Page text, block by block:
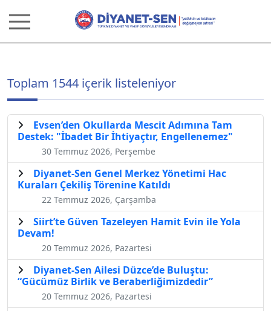
Toplam 1544 içerik listeleniyor
Evsen’den Okullarda Mescit Adımına Tam
Destek: "İbadet Bir İhtiyaçtır, Engellenemez"
30 Temmuz 2026, Perşembe
Diyanet-Sen Genel Merkez Yönetimi Hac
Kuraları Çekiliş Törenine Katıldı
22 Temmuz 2026, Çarşamba
Siirt’te Güven Tazeleyen Hamit Evin ile Yola
Devam!
20 Temmuz 2026, Pazartesi
Diyanet-Sen Ailesi Düzce’de Buluştu:
“Gücümüz Birlik ve Beraberliğimizdedir”
20 Temmuz 2026, Pazartesi